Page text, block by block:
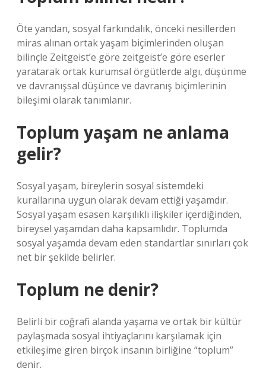
Öte yandan, sosyal farkındalık, önceki nesillerden
miras alınan ortak yaşam biçimlerinden oluşan
bilinçle Zeitgeist’e göre zeitgeist’e göre eserler
yaratarak ortak kurumsal örgütlerde algı, düşünme
ve davranışsal düşünce ve davranış biçimlerinin
bileşimi olarak tanımlanır.
Toplum yaşam ne anlama
gelir?
Sosyal yaşam, bireylerin sosyal sistemdeki
kurallarına uygun olarak devam ettiği yaşamdır.
Sosyal yaşam esasen karşılıklı ilişkiler içerdiğinden,
bireysel yaşamdan daha kapsamlıdır. Toplumda
sosyal yaşamda devam eden standartlar sınırları çok
net bir şekilde belirler.
Toplum ne denir?
Belirli bir coğrafi alanda yaşama ve ortak bir kültür
paylaşmada sosyal ihtiyaçlarını karşılamak için
etkileşime giren birçok insanın birliğine “toplum”
denir.